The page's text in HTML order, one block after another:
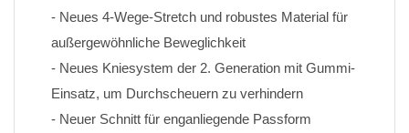
- Neues 4-Wege-Stretch und robustes Material für
außergewöhnliche Beweglichkeit
- Neues Kniesystem der 2. Generation mit Gummi-
Einsatz, um Durchscheuern zu verhindern
- Neuer Schnitt für enganliegende Passform